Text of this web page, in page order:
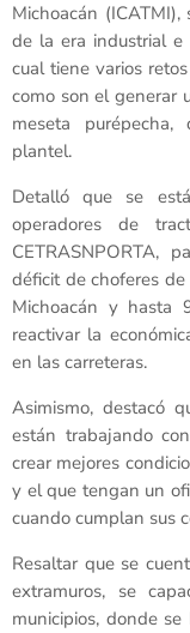
Michoacán
de la era industrial
cual tiene varios
como son el generar
meseta
plantel.
Detalló que se
operadores de
CETRASNPORTA,
déficit de choferes
Michoacán y hasta
reactivar la
en las carreteras.
Asimismo, destacó
están trabajando
crear mejores
y el que tengan un
cuando cumplan sus
Resaltar que se
extramuros, se
municipios, donde